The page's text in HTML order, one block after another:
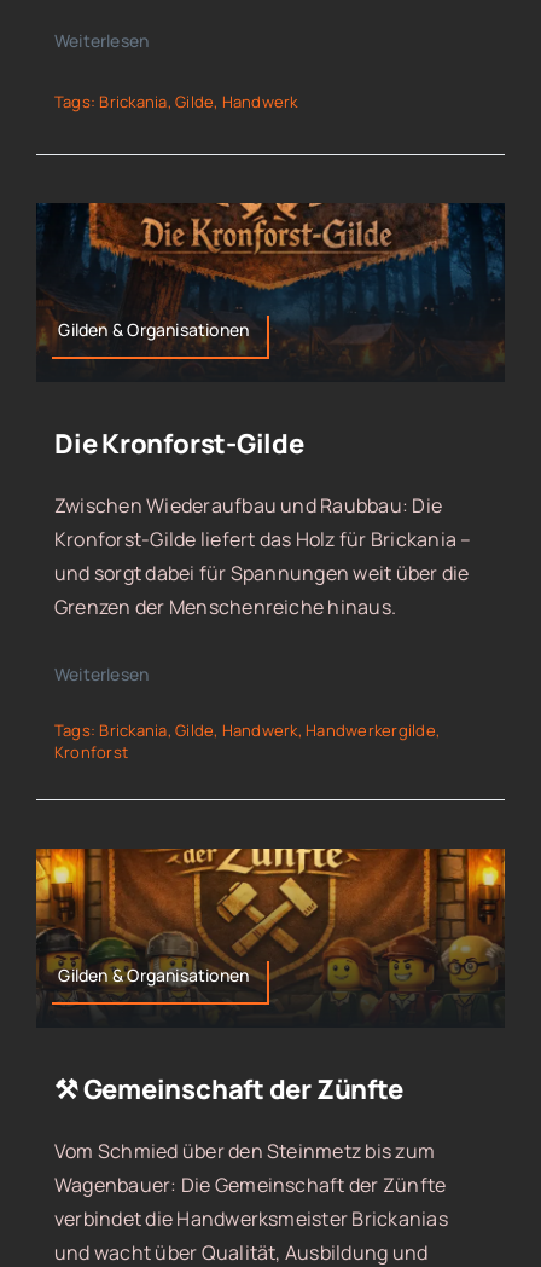
Weiterlesen
Tags: Brickania,Gilde, Handwerk
Gilden & Organisationen
Die Kronforst-Gilde
Zwischen Wiederaufbau und Raubbau: Die
Kronforst-Gilde liefert das Holz für Brickania –
und sorgt dabei für Spannungen weit über die
Grenzen der Menschenreiche hinaus.
Weiterlesen
Tags: Brickania,Gilde, Handwerk, Handwerkergilde,
Kronforst
Gilden & Organisationen
⚒️ Gemeinschaft der Zünfte
Vom Schmied über den Steinmetz bis zum
Wagenbauer: Die Gemeinschaft der Zünfte
verbindet die Handwerksmeister Brickanias
und wacht über Qualität, Ausbildung und